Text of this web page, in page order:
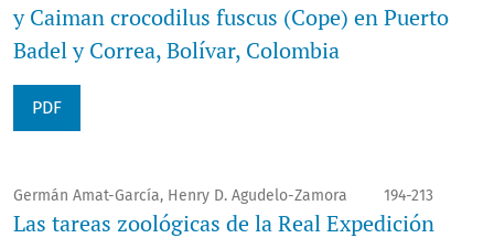
y Caiman crocodilus fuscus (Cope) en Puerto
Badel y Correa, Bolívar, Colombia
PDF
Germán Amat-García, Henry D. Agudelo-Zamora 194-213
Las tareas zoológicas de la Real Expedición